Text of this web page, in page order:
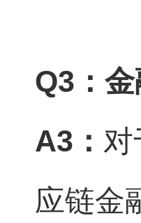
Q3 ：
A3 ：
应链金